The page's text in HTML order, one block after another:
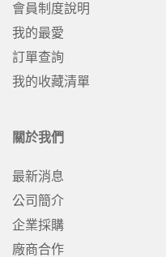
會員制度說明
我的最愛
訂單查詢
我的收藏清單
關於我們
最新消息
公司簡介
企業採購
廠商合作